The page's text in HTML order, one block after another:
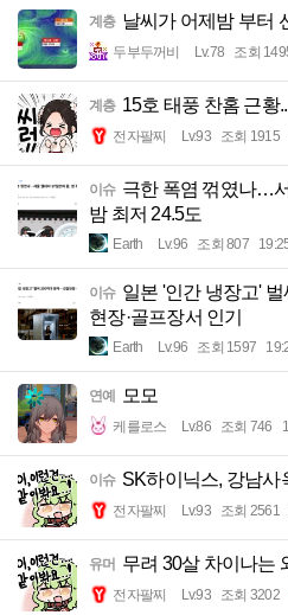
계층 날씨가 어제밤 부터
두부두꺼비 Lv.78 조회
계층 15호 태풍 찬홈 근황
전자팔찌 Lv.93 조회 1915
이슈 극한 폭염 꺾였나…
밤 최저 24.5도
Earth Lv.96 조회 807
이슈 일본 '인간 냉장고'
현장·골프장서 인기
Earth Lv.96 조회 1597
연예 모모
케를로스 Lv.86 조회 746
이슈 SK하이닉스, 강남사
전자팔찌 Lv.93 조회 2561
유머 무려 30살 차이나는
전자팔찌 Lv.93 조회 3202